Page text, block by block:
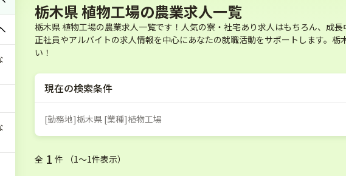
栃木県 植物工場の農業求人一覧
栃木県 植物工場の農業求人一覧です！人気の寮・社宅あり求人はもちろん、成
正社員やアルバイトの求人情報を中心にあなたの就職活動をサポートします。
い！
現在の検索条件
[勤務地]栃木県 [業種]植物工場
全 1 件 （1〜1件表示）